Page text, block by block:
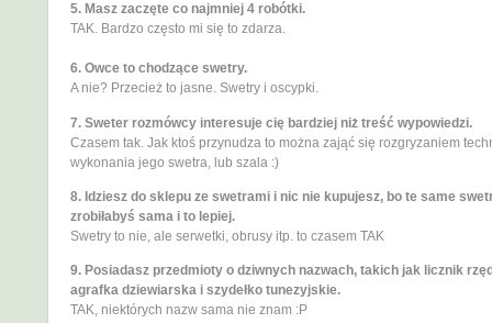
5. Masz zaczęte co najmniej 4 robótki.
TAK. Bardzo często mi się to zdarza.
6. Owce to chodzące swetry.
A nie? Przecież to jasne. Swetry i oscypki.
7. Sweter rozmówcy interesuje cię bardziej niż treść wypowiedzi.
Czasem tak. Jak ktoś przynudza to można zająć się rozgryzaniem
wykonania jego swetra, lub szala :)
8. Idziesz do sklepu ze swetrami i nic nie kupujesz, bo te same
zrobiłabyś sama i to lepiej.
Swetry to nie, ale serwetki, obrusy itp. to czasem TAK
9. Posiadasz przedmioty o dziwnych nazwach, takich jak licznik
agrafka dziewiarska i szydełko tunezyjskie.
TAK, niektórych nazw sama nie znam :P